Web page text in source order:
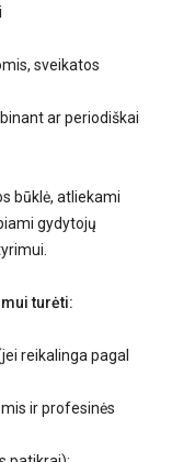
sveikatos
ar periodiškai
būklė, atliekami
gydytojų
turėti:
reikalinga pagal
ir profesinės